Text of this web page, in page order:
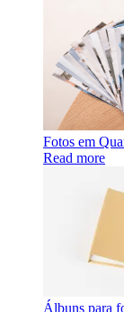
Fotos em
Read more
Álbuns para